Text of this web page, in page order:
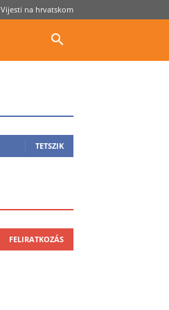
Vijesti na hrvatskom
TETSZIK
FELIRATKOZÁS